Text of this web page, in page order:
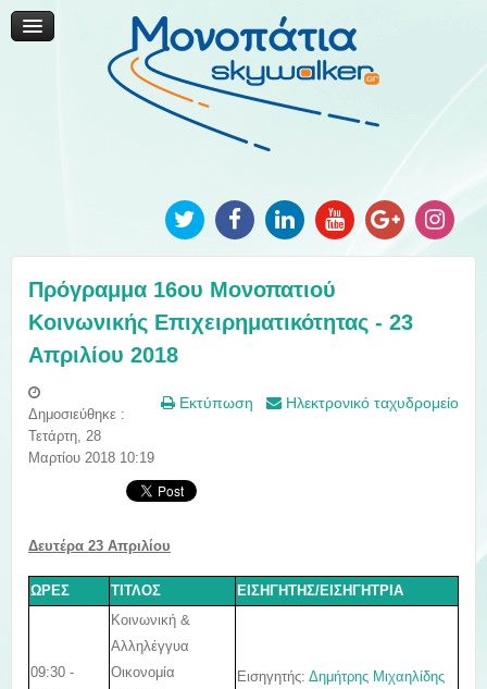
Μονοπάτια Καινοτομίας
Μονοπάτια Τοπικής Ανάπτυξης
Ανακοινώσεις
Φωτογραφίες
Πρόγραμμα 16ου Μονοπατιού
Κοινωνικής Επιχειρηματικότητας - 23
Απριλίου 2018
Εκτύπωση Ηλεκτρονικό ταχυδρομείο
Δημοσιεύθηκε :
Τετάρτη, 28
Μαρτίου 2018 10:19
Δευτέρα 23 Απριλίου
ΩΡΕΣ ΤΙΤΛΟΣ ΕΙΣΗΓΗΤΗΣ/ΕΙΣΗΓΗΤΡΙΑ
09:30 -
Κοινωνική &
Αλληλέγγυα
Οικονομία
Εισηγητής: Δημήτρης Μιχαηλίδης